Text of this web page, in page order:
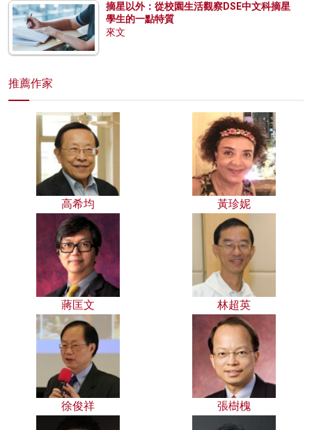
摘星以外：從校園生活觀察DSE中文科摘星
學生的一點特質
來文
推薦作家
高希均 黃珍妮
蔣匡文 林超英
徐俊祥 張樹槐